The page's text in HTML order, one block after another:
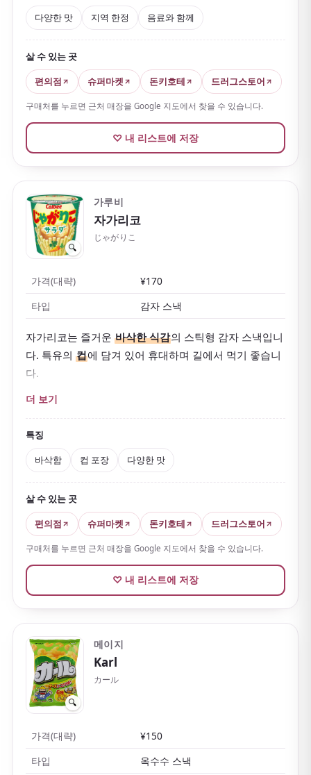
고 입니다.
다양한 맛
지역 한정 음료와 함께
살 수 있는 곳
편의점
슈퍼마켓 돈키호테 드러그스토어
구매처를 누르면 근처 매장을 Google 지도에서 찾을 수 있습니다.
♡ 내 리스트에 저장
🔍
가루비
자가리코
じゃがりこ
가격(대략)
¥170
타입
감자 스낵
자가리코는 즐거운 바삭한 식감의 스틱형 감자 스낵입니
다. 특유의 컵에 담겨 있어 휴대하며 길에서 먹기 좋습니
다.
샐러드, 치즈, 버터감자
두 맛있습니다. 스낵이지만 씹는 맛이 있고, 씹을수록 감
자의 풍미가 살아납니다.
더 보기
특징
바삭함
컵 포장 다양한 맛
살 수 있는 곳
편의점
슈퍼마켓 돈키호테 드러그스토어
구매처를 누르면 근처 매장을 Google 지도에서 찾을 수 있습니다.
♡ 내 리스트에 저장
🔍
메이지
Karl
カール
가격(대략)
¥150
타입
옥수수 스낵